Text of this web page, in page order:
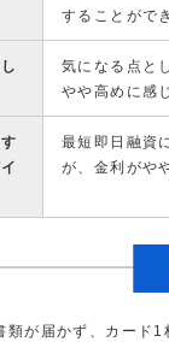
することがで
気になる点と
やや高めに感
最短即日融資
が、金利がや
類が届かず、カード